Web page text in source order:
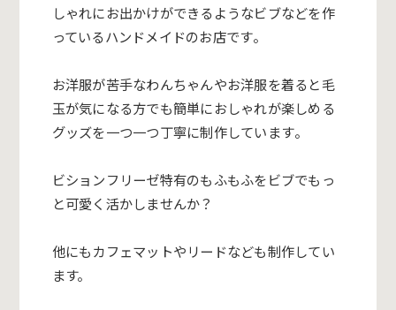
しゃれにお出かけができるようなビブなどを作
っているハンドメイドのお店です。
お洋服が苦手なわんちゃんやお洋服を着ると毛
玉が気になる方でも簡単におしゃれが楽しめる
グッズを一つ一つ丁寧に制作しています。
ビションフリーゼ特有のもふもふをビブでもっ
と可愛く活かしませんか？
他にもカフェマットやリードなども制作してい
ます。